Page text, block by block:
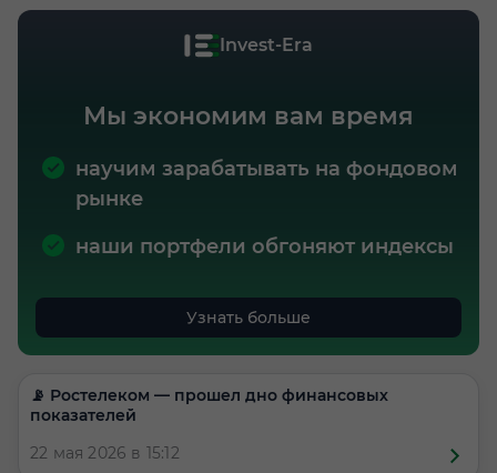
Invest-Era
Мы экономим вам время
научим зарабатывать на фондовом
рынке
наши портфели обгоняют индексы
Узнать больше
📡 Ростелеком — прошел дно финансовых
показателей
22 мая 2026 в 15:12